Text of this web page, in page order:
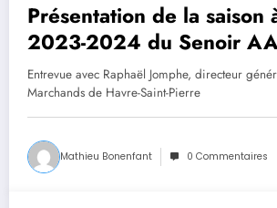
Présentation de la saison
2023-2024 du Senoir
Côte-Nord (Marchands)
Entrevue avec Raphaël Jomphe, directeur
Marchands de Havre-Saint-Pierre
Mathieu Bonenfant 0 Commentaires